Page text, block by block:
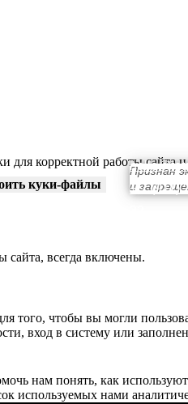
для корректной работы
куки-файлы
сайта, всегда включены.
того, чтобы вы могли
вход в систему или
нам понять, как
используемых нами
Признан
и
+ 7 (911)